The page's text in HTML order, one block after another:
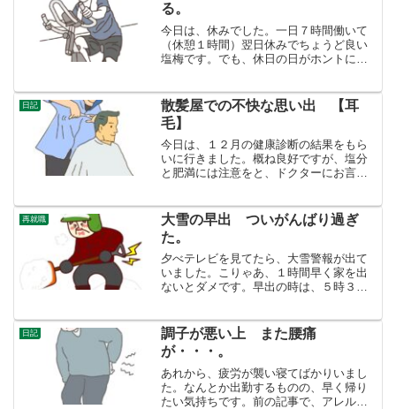
る。
今日は、休みでした。一日７時間働いて
（休憩１時間）翌日休みでちょうど良い
塩梅です。でも、休日の日がホントに休
があります。この調子で行くと、仕事を
やり続けて行けるのか、たい...
日記
散髪屋での不快な思い出 【耳
毛】
今日は、１２月の健康診断の結果をもら
いに行きました。概ね良好ですが、塩分
と肥満には注意をと、ドクターにお言葉
格安店 今の店に収まるまでうちの町に
は、格安の散髪屋のグルー...
再就職
大雪の早出 ついがんばり過ぎ
た。
夕べテレビを見てたら、大雪警報が出て
いました。こりゃあ、１時間早く家を出
ないとダメです。早出の時は、５時３０
せんでしたが、なんとか眠りました。と
思ったら、１時間３０分で...
日記
調子が悪い上 また腰痛
が・・・。
あれから、疲労が襲い寝てばかりいまし
た。なんとか出勤するものの、早く帰り
たい気持ちです。前の記事で、アレルギ